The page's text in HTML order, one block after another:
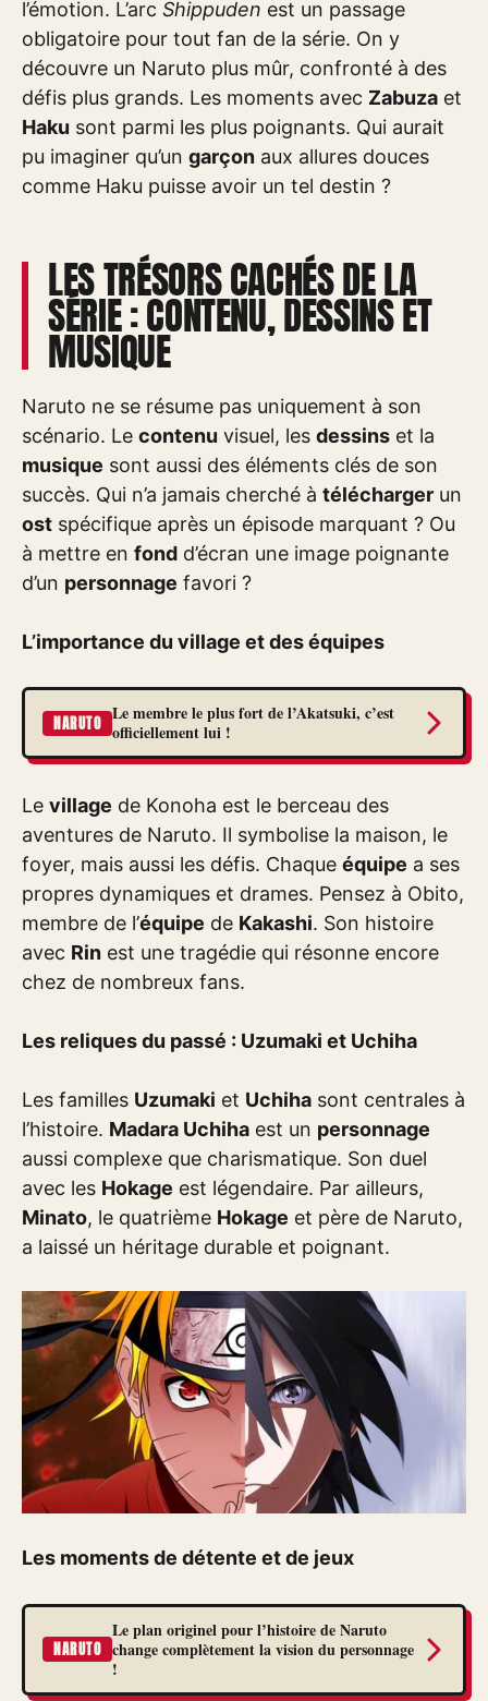
l’émotion. L’arc Shippuden est un passage
obligatoire pour tout fan de la série. On y
découvre un Naruto plus mûr, confronté à des
défis plus grands. Les moments avec Zabuza et
Haku sont parmi les plus poignants. Qui aurait
pu imaginer qu’un garçon aux allures douces
comme Haku puisse avoir un tel destin ?
LES TRÉSORS CACHÉS DE LA
SÉRIE : CONTENU, DESSINS ET
MUSIQUE
Naruto ne se résume pas uniquement à son
scénario. Le contenu visuel, les dessins et la
musique sont aussi des éléments clés de son
succès. Qui n’a jamais cherché à télécharger un
ost spécifique après un épisode marquant ? Ou
à mettre en fond d’écran une image poignante
d’un personnage favori ?
L’importance du village et des équipes
NARUTO Le membre le plus fort de l’Akatsuki, c’est
officiellement lui !
Le village de Konoha est le berceau des
aventures de Naruto. Il symbolise la maison, le
foyer, mais aussi les défis. Chaque équipe a ses
propres dynamiques et drames. Pensez à Obito,
membre de l’équipe de Kakashi. Son histoire
avec Rin est une tragédie qui résonne encore
chez de nombreux fans.
Les reliques du passé : Uzumaki et Uchiha
Les familles Uzumaki et Uchiha sont centrales à
l’histoire. Madara Uchiha est un personnage
aussi complexe que charismatique. Son duel
avec les Hokage est légendaire. Par ailleurs,
Minato, le quatrième Hokage et père de Naruto,
a laissé un héritage durable et poignant.
Les moments de détente et de jeux
NARUTO
Le plan originel pour l’histoire de Naruto
change complètement la vision du personnage
!